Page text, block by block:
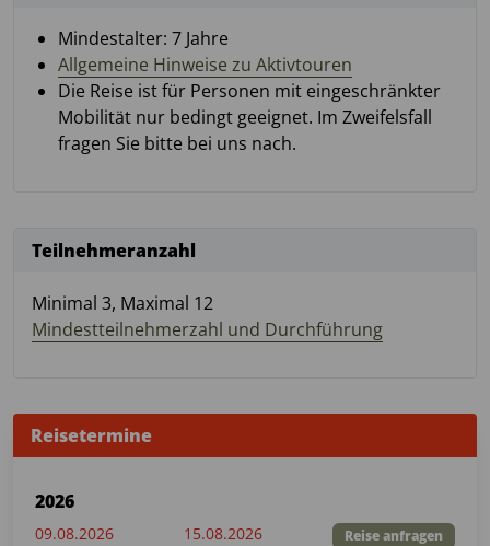
Mindestalter: 7 Jahre
Allgemeine Hinweise zu Aktivtouren
Die Reise ist für Personen mit eingeschränkter
Mobilität nur bedingt geeignet. Im Zweifelsfall
fragen Sie bitte bei uns nach.
Teilnehmeranzahl
Minimal 3, Maximal 12
Mindestteilnehmerzahl und Durchführung
Reisetermine
2026
09.08.2026
15.08.2026
Reise anfragen